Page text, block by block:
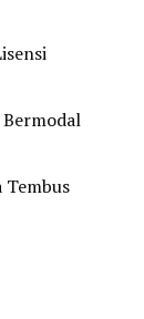
Tembus